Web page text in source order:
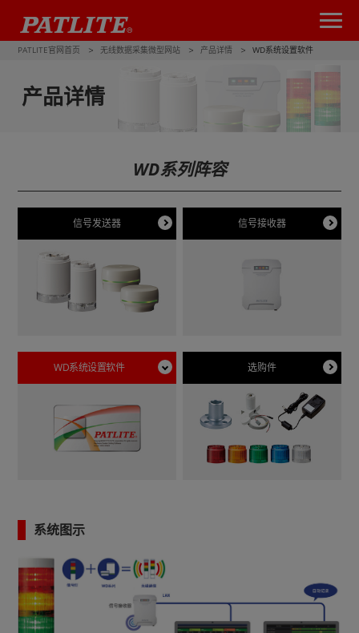
PATLITE官网首页 无线数据采集微型网站 产品详情 WD系统设置软件
产品详情
WD系列阵容
信号发送器 信号接收器
WD系统设置软件 选购件
系统图示